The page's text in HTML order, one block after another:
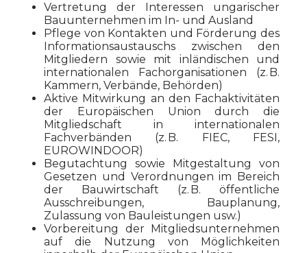
Vertretung der Interessen ungarischer
Bauunternehmen im In- und Ausland
Pflege von Kontakten und Förderung des
Informationsaustauschs zwischen den
Mitgliedern sowie mit inländischen und
internationalen Fachorganisationen (z. B.
Kammern, Verbände, Behörden)
Aktive Mitwirkung an den Fachaktivitäten
der Europäischen Union durch die
Mitgliedschaft in internationalen
Fachverbänden (z. B. FIEC, FESI,
EUROWINDOOR)
Begutachtung sowie Mitgestaltung von
Gesetzen und Verordnungen im Bereich
der Bauwirtschaft (z. B. öffentliche
Ausschreibungen, Bauplanung,
Zulassung von Bauleistungen usw.)
Vorbereitung der Mitgliedsunternehmen
auf die Nutzung von Möglichkeiten